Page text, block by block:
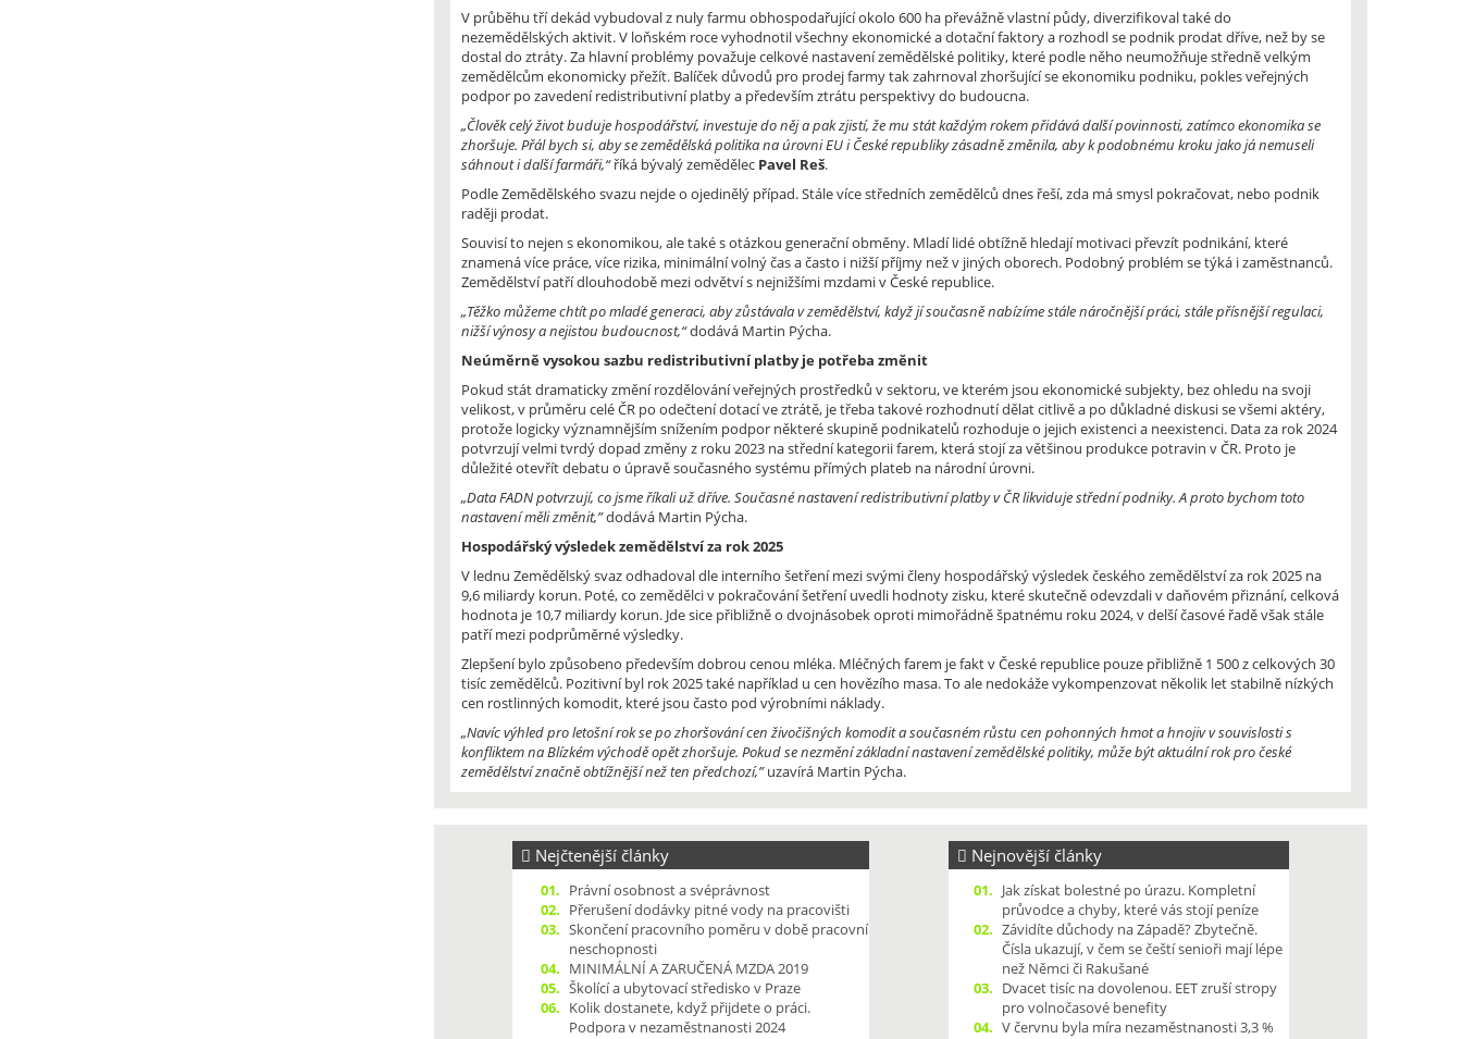
V průběhu tří dekád vybudoval z nuly farmu obhospodařující okolo 600 ha převážně vlastní půdy, diverzifikoval také do
nezemědělských aktivit. V loňském roce vyhodnotil všechny ekonomické a dotační faktory a rozhodl se podnik prodat dříve, než by se
dostal do ztráty. Za hlavní problémy považuje celkové nastavení zemědělské politiky, které podle něho neumožňuje středně velkým
zemědělcům ekonomicky přežít. Balíček důvodů pro prodej farmy tak zahrnoval zhoršující se ekonomiku podniku, pokles veřejných
podpor po zavedení redistributivní platby a především ztrátu perspektivy do budoucna.
„Člověk celý život buduje hospodářství, investuje do něj a pak zjistí, že mu stát každým rokem přidává další povinnosti, zatímco ekonomika se
zhoršuje. Přál bych si, aby se zemědělská politika na úrovni EU i České republiky zásadně změnila, aby k podobnému kroku jako já nemuseli
sáhnout i další farmáři,“říká bývalý zemědělec Pavel Reš.
Podle Zemědělského svazu nejde o ojedinělý případ. Stále více středních zemědělců dnes řeší, zda má smysl pokračovat, nebo podnik
raději prodat.
Souvisí to nejen s ekonomikou, ale také s otázkou generační obměny. Mladí lidé obtížně hledají motivaci převzít podnikání, které
znamená více práce, více rizika, minimální volný čas a často i nižší příjmy než v jiných oborech. Podobný problém se týká i zaměstnanců.
Zemědělství patří dlouhodobě mezi odvětví s nejnižšími mzdami v České republice.
„Těžko můžeme chtít po mladé generaci, aby zůstávala v zemědělství, když jí současně nabízíme stále náročnější práci, stále přísnější regulaci,
nižší výnosy a nejistou budoucnost,“dodává Martin Pýcha.
Neúměrně vysokou sazbu redistributivní platby je potřeba změnit
Pokud stát dramaticky změní rozdělování veřejných prostředků v sektoru, ve kterém jsou ekonomické subjekty, bez ohledu na svoji
velikost, v průměru celé ČR po odečtení dotací ve ztrátě, je třeba takové rozhodnutí dělat citlivě a po důkladné diskusi se všemi aktéry,
protože logicky významnějším snížením podpor některé skupině podnikatelů rozhoduje o jejich existenci a neexistenci. Data za rok 2024
potvrzují velmi tvrdý dopad změny z roku 2023 na střední kategorii farem, která stojí za většinou produkce potravin v ČR. Proto je
důležité otevřít debatu o úpravě současného systému přímých plateb na národní úrovni.
„Data FADN potvrzují, co jsme říkali už dříve. Současné nastavení redistributivní platby v ČR likviduje střední podniky. A proto bychom toto
nastavení měli změnit,”dodává Martin Pýcha.
Hospodářský výsledek zemědělství za rok 2025
V lednu Zemědělský svaz odhadoval dle interního šetření mezi svými členy hospodářský výsledek českého zemědělství za rok 2025 na
9,6 miliardy korun. Poté, co zemědělci v pokračování šetření uvedli hodnoty zisku, které skutečně odevzdali v daňovém přiznání, celková
hodnota je 10,7 miliardy korun. Jde sice přibližně o dvojnásobek oproti mimořádně špatnému roku 2024, v delší časové řadě však stále
patří mezi podprůměrné výsledky.
Zlepšení bylo způsobeno především dobrou cenou mléka. Mléčných farem je fakt v České republice pouze přibližně 1 500 z celkových 30
tisíc zemědělců. Pozitivní byl rok 2025 také například u cen hovězího masa. To ale nedokáže vykompenzovat několik let stabilně nízkých
cen rostlinných komodit, které jsou často pod výrobními náklady.
„Navíc výhled pro letošní rok se po zhoršování cen živočišných komodit a současném růstu cen pohonných hmot a hnojiv v souvislosti s
konfliktem na Blízkém východě opět zhoršuje. Pokud se nezmění základní nastavení zemědělské politiky, může být aktuální rok pro české
zemědělství značně obtížnější než ten předchozí,”uzavírá Martin Pýcha.
Nejčtenější články
01. Právní osobnost a svéprávnost
02. Přerušení dodávky pitné vody na pracovišti
03. Skončení pracovního poměru v době pracovní
neschopnosti
04. MINIMÁLNÍ A ZARUČENÁ MZDA 2019
05. Školící a ubytovací středisko v Praze
06. Kolik dostanete, když přijdete o práci.
Podpora v nezaměstnanosti 2024
Nejnovější články
01. Jak získat bolestné po úrazu. Kompletní
průvodce a chyby, které vás stojí peníze
02. Závidíte důchody na Západě? Zbytečně.
Čísla ukazují, v čem se čeští senioři mají lépe
než Němci či Rakušané
03. Dvacet tisíc na dovolenou. EET zruší stropy
pro volnočasové benefity
04. V červnu byla míra nezaměstnanosti 3,3 %